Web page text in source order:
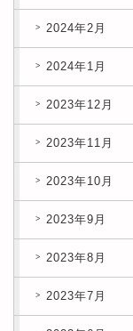
2024年2月
2024年1月
2023年12月
2023年11月
2023年10月
2023年9月
2023年8月
2023年7月